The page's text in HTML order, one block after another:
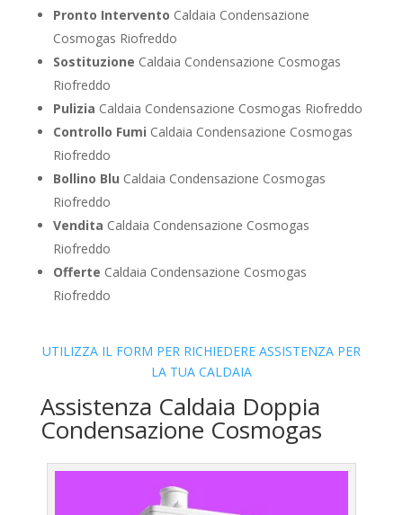
Pronto Intervento Caldaia Condensazione
Cosmogas Riofreddo
Sostituzione Caldaia Condensazione Cosmogas
Riofreddo
Pulizia Caldaia Condensazione Cosmogas Riofreddo
Controllo Fumi Caldaia Condensazione Cosmogas
Riofreddo
Bollino Blu Caldaia Condensazione Cosmogas
Riofreddo
Vendita Caldaia Condensazione Cosmogas
Riofreddo
Offerte Caldaia Condensazione Cosmogas
Riofreddo
UTILIZZA IL FORM PER RICHIEDERE ASSISTENZA PER
LA TUA CALDAIA
Assistenza Caldaia Doppia
Condensazione Cosmogas